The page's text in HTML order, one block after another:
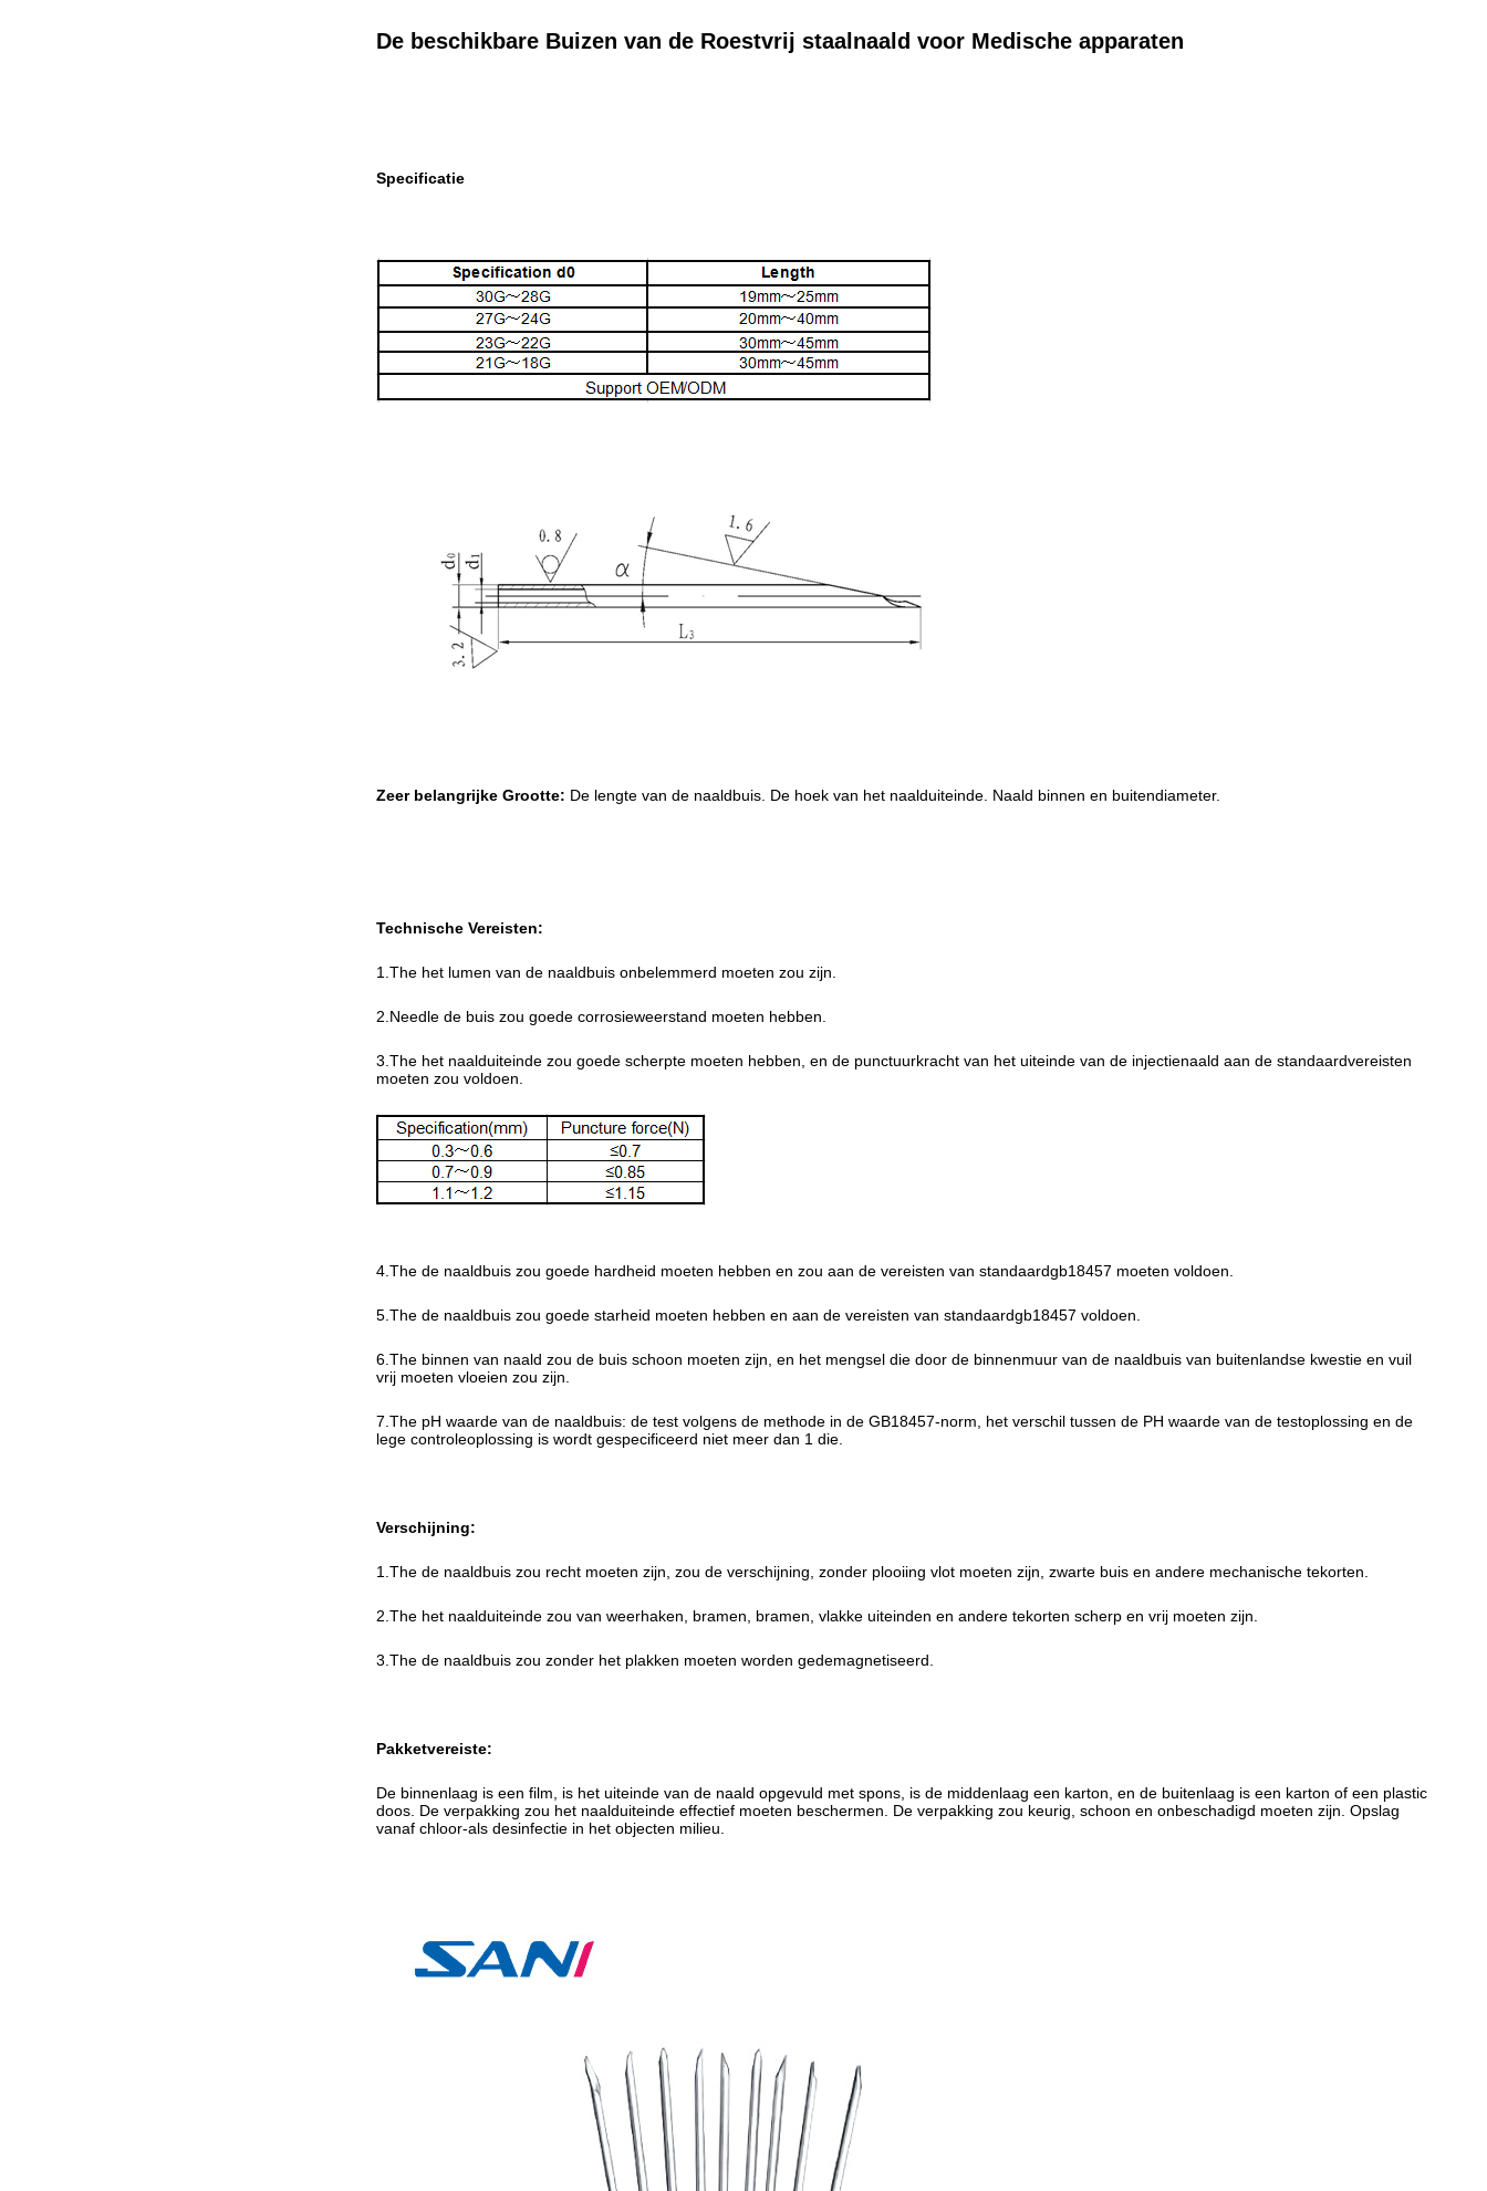
De beschikbare Buizen van de Roestvrij staalnaald voor Medische apparaten
Specificatie
Zeer belangrijke Grootte: De lengte van de naaldbuis. De hoek van het naalduiteinde. Naald binnen en buitendiameter.
Technische Vereisten:
1.The het lumen van de naaldbuis onbelemmerd moeten zou zijn.
2.Needle de buis zou goede corrosieweerstand moeten hebben.
3.The het naalduiteinde zou goede scherpte moeten hebben, en de punctuurkracht van het uiteinde van de injectienaald aan de standaardvereisten
moeten zou voldoen.
4.The de naaldbuis zou goede hardheid moeten hebben en zou aan de vereisten van standaardgb18457 moeten voldoen.
5.The de naaldbuis zou goede starheid moeten hebben en aan de vereisten van standaardgb18457 voldoen.
6.The binnen van naald zou de buis schoon moeten zijn, en het mengsel die door de binnenmuur van de naaldbuis van buitenlandse kwestie en vuil
vrij moeten vloeien zou zijn.
7.The pH waarde van de naaldbuis: de test volgens de methode in de GB18457-norm, het verschil tussen de PH waarde van de testoplossing en de
lege controleoplossing is wordt gespecificeerd niet meer dan 1 die.
Verschijning:
1.The de naaldbuis zou recht moeten zijn, zou de verschijning, zonder plooiing vlot moeten zijn, zwarte buis en andere mechanische tekorten.
2.The het naalduiteinde zou van weerhaken, bramen, bramen, vlakke uiteinden en andere tekorten scherp en vrij moeten zijn.
3.The de naaldbuis zou zonder het plakken moeten worden gedemagnetiseerd.
Pakketvereiste:
De binnenlaag is een film, is het uiteinde van de naald opgevuld met spons, is de middenlaag een karton, en de buitenlaag is een karton of een plastic
doos. De verpakking zou het naalduiteinde effectief moeten beschermen. De verpakking zou keurig, schoon en onbeschadigd moeten zijn. Opslag
vanaf chloor-als desinfectie in het objecten milieu.